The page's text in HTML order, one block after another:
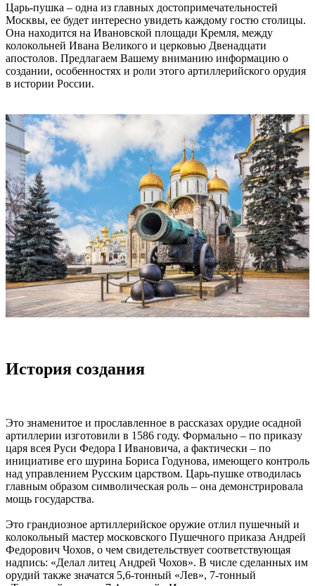
Царь-пушка – одна из главных достопримечательностей
Москвы, ее будет интересно увидеть каждому гостю столицы.
Она находится на Ивановской площади Кремля, между
колокольней Ивана Великого и церковью Двенадцати
апостолов. Предлагаем Вашему вниманию информацию о
создании, особенностях и роли этого артиллерийского орудия
в истории России.
История создания
Это знаменитое и прославленное в рассказах орудие осадной
артиллерии изготовили в 1586 году. Формально – по приказу
царя всея Руси Федора I Ивановича, а фактически – по
инициативе его шурина Бориса Годунова, имеющего контроль
над управлением Русским царством. Царь-пушке отводилась
главным образом символическая роль – она демонстрировала
мощь государства.
Это грандиозное артиллерийское оружие отлил пушечный и
колокольный мастер московского Пушечного приказа Андрей
Федорович Чохов, о чем свидетельствует соответствующая
надпись: «Делал литец Андрей Чохов». В числе сделанных им
орудий также значатся 5,6-тонный «Лев», 7-тонный